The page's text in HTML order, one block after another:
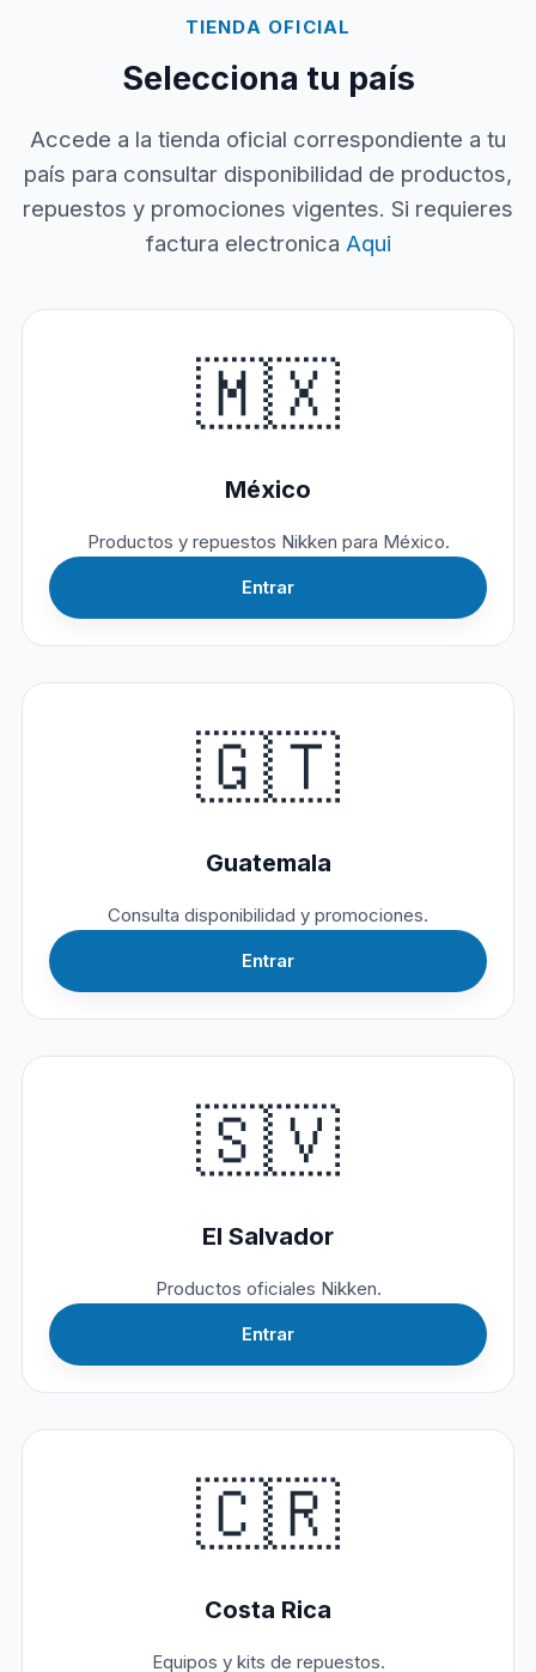
TIENDA OFICIAL
Selecciona tu país
Accede a la tienda oficial correspondiente a tu
país para consultar disponibilidad de productos,
repuestos y promociones vigentes. Si requieres
factura electronica Aqui
🇲🇽
México
Productos y repuestos Nikken para México.
Entrar
🇬🇹
Guatemala
Consulta disponibilidad y promociones.
Entrar
🇸🇻
El Salvador
Productos oficiales Nikken.
Entrar
🇨🇷
Costa Rica
Equipos y kits de repuestos.